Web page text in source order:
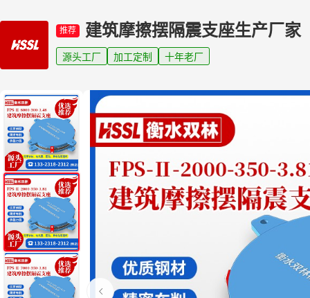
推荐 建筑摩擦摆隔震支座生产厂家
源头工厂 加工定制 十年老厂